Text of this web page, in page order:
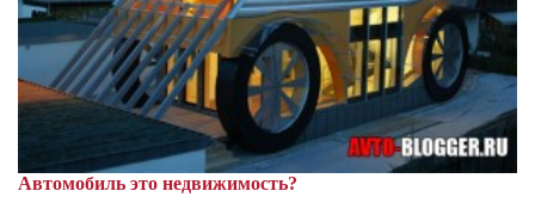
Автомобиль это недвижимость?